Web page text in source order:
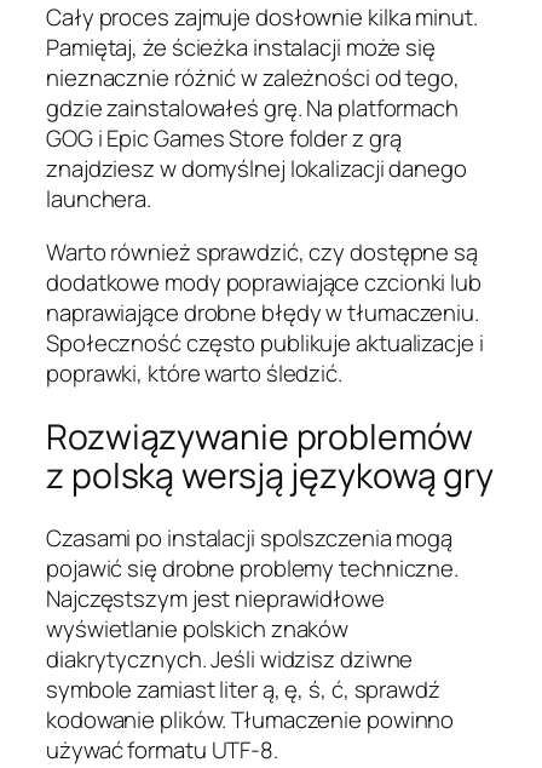
Cały proces zajmuje dosłownie kilka minut.
Pamiętaj, że ścieżka instalacji może się
nieznacznie różnić w zależności od tego,
gdzie zainstalowałeś grę. Na platformach
GOG i Epic Games Store folder z grą
znajdziesz w domyślnej lokalizacji danego
launchera.
Warto również sprawdzić, czy dostępne są
dodatkowe mody poprawiające czcionki lub
naprawiające drobne błędy w tłumaczeniu.
Społeczność często publikuje aktualizacje i
poprawki, które warto śledzić.
Rozwiązywanie problemów
z polską wersją językową gry
Czasami po instalacji spolszczenia mogą
pojawić się drobne problemy techniczne.
Najczęstszym jest nieprawidłowe
wyświetlanie polskich znaków
diakrytycznych. Jeśli widzisz dziwne
symbole zamiast liter ą, ę, ś, ć, sprawdź
kodowanie plików. Tłumaczenie powinno
używać formatu UTF-8.